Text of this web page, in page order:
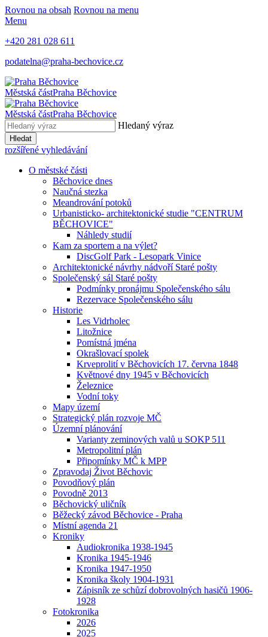
Rovnou na obsah Rovnou na menu
Menu
+420 281 028 611
podatelna@praha-bechovice.cz
Městská částPraha Běchovice
Městská částPraha Běchovice
Hledaný výraz
Hledat
rozšířené vyhledávání
O městské části
Běchovice dnes
Naučná stezka
Meandrování potoků
Urbanisticko- architektonické studie "CENTRUM
BĚCHOVICE"
Náhledy studií
Kam za sportem a na výlet?
DiscGolf Park - Lesopark Vinice
Architektonické návrhy nádvoří Staré pošty
Společenský sál Staré pošty
Podmínky pronájmu Společenského sálu
Rezervace Společenského sálu
Historie
Les Vidrholec
Litožnice
Pomístná jména
Okrašlovací spolek
Krveprolití v Běchovicích 17. června 1848
Květnové dny 1945 v Běchovicích
Železnice
Vodní toky
Mapy území
Strategický plán rozvoje MČ
Územní plánování
Varianty zeminových valů u SOKP 511
Metropolitní plán
Připomínky MČ k MPP
Zpravodaj Život Běchovic
Povodňový plán
Povodně 2013
Běchovický uličník
Běžecký závod Běchovice - Praha
Místní agenda 21
Kroniky
Audiokronika 1938-1945
Kronika 1945-1946
Kronika 1947-1950
Kronika školy 1904-1931
Zápisník ze schůzí dobrovolných hasičů 1906-
1928
Fotokronika
2026
2025